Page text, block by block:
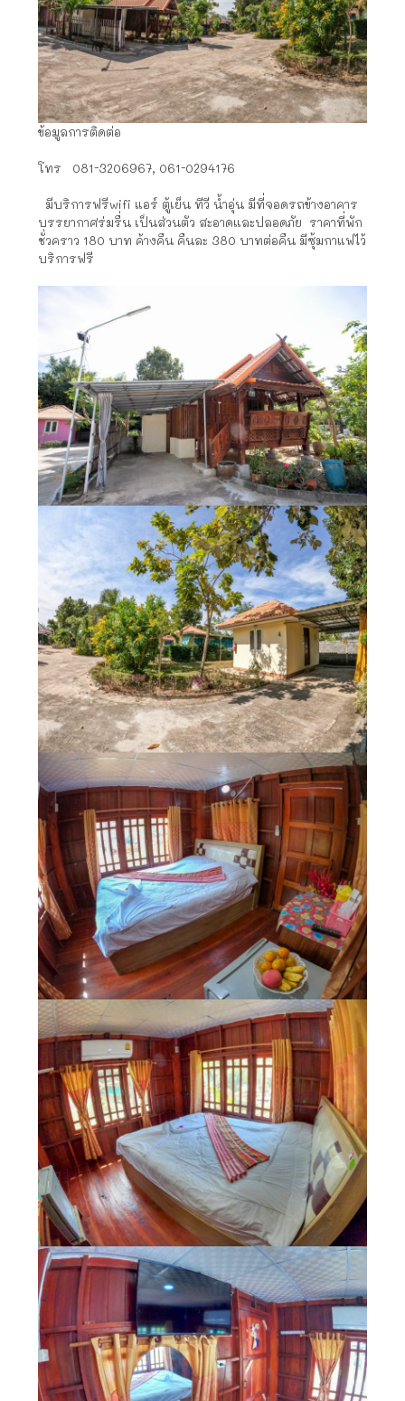
ข้อมูลการติดต่อ
โทร 081-3206967, 061-0294176
มีบริการฟรีwifi แอร์ ตู้เย็น ทีวี น้ำอุ่น มีที่จอดรถข้างอาคาร
บรรยากาศร่มรื่น เป็นส่วนตัว สะอาดและปลอดภัย ราคาที่พัก
ชั่วคราว 180 บาท ค้างคืน คืนละ 380 บาทต่อคืน มีซุ้มกาแฟไว้
บริการฟรี